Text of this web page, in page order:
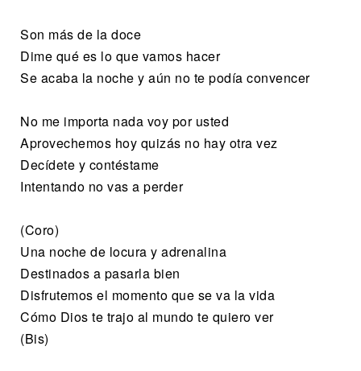
Son más de la doce
Dime qué es lo que vamos hacer
Se acaba la noche y aún no te podía convencer
No me importa nada voy por usted
Aprovechemos hoy quizás no hay otra vez
Decídete y contéstame
Intentando no vas a perder
(Coro)
Una noche de locura y adrenalina
Destinados a pasarla bien
Disfrutemos el momento que se va la vida
Cómo Dios te trajo al mundo te quiero ver
(Bis)